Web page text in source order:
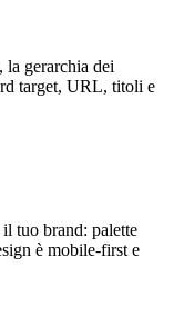
la gerarchia dei
target, URL, titoli e
tuo brand: palette
è mobile-first e